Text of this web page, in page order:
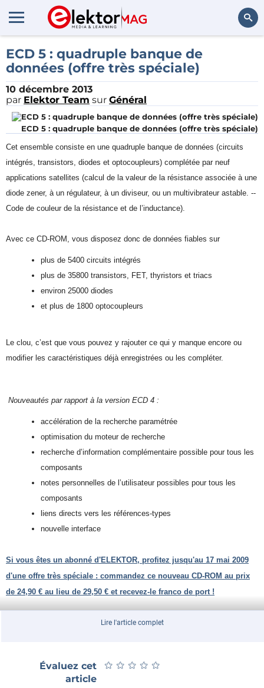
ECD 5 : quadruple banque de
données (offre très spéciale)
10 décembre 2013
par Elektor Team sur Général
ECD 5 : quadruple banque de données (offre très spéciale)
Cet ensemble consiste en une quadruple banque de données (circuits
intégrés, transistors, diodes et optocoupleurs) complétée par neuf
applications satellites (calcul de la valeur de la résistance associée à une
diode zener, à un régulateur, à un diviseur, ou un multivibrateur astable. --
Code de couleur de la résistance et de l’inductance).
Avec ce CD-ROM, vous disposez donc de données fiables sur
plus de 5400 circuits intégrés
plus de 35800 transistors, FET, thyristors et triacs
environ 25000 diodes
et plus de 1800 optocoupleurs
Le clou, c’est que vous pouvez y rajouter ce qui y manque encore ou
modifier les caractéristiques déjà enregistrées ou les compléter.
Nouveautés par rapport à la version ECD 4 :
accélération de la recherche paramétrée
optimisation du moteur de recherche
recherche d’information complémentaire possible pour tous les
composants
notes personnelles de l’utilisateur possibles pour tous les
composants
liens directs vers les références-types
nouvelle interface
Si vous êtes un abonné d'ELEKTOR, profitez jusqu'au 17 mai 2009
d'une offre très spéciale : commandez ce nouveau CD-ROM au prix
de 24,90 € au lieu de 29,50 € et recevez-le franco de port !
Lire l'article complet
Évaluez cet
article
★ ★ ★ ★ ★
★ ★ ★ ★ ★